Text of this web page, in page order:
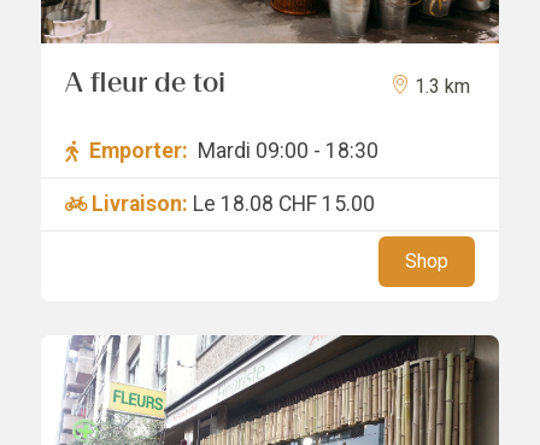
A fleur de toi 1.3 km
Emporter: Mardi 09:00 - 18:30
Livraison: Le 18.08 CHF 15.00
Shop